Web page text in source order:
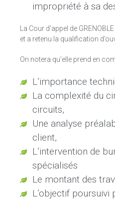
impropriété à sa
La Cour d’appel de
et a retenu la qualification
On notera qu’elle prend en
L’importance
La complexité du
circuits,
Une analyse
client,
L’intervention de
spécialisés
Le montant des
L’objectif poursuivi